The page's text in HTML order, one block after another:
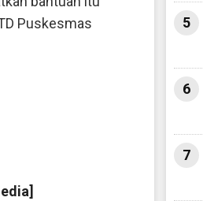
Puskesmas
5
6
7